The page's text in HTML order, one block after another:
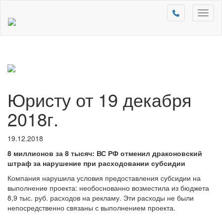
Юристу от 19 декабря
2018г.
19.12.2018
8 миллионов за 8 тысяч: ВС РФ отменил драконовский
штраф за нарушение при расходовании субсидии
Компания нарушила условия предоставления субсидии на
выполнение проекта: необоснованно возместила из бюджета
8,9 тыс. руб. расходов на рекламу. Эти расходы не были
непосредственно связаны с выполнением проекта.